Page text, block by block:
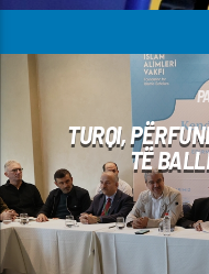
TURQI,
TË